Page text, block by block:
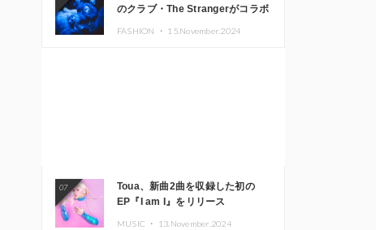
のクラブ・The Strangerがコラボ
FASHION ・ 15.November.2024
07
Toua、新曲2曲を収録した初の
EP『I am I』をリリース
MUSIC ・ 13.November.2024